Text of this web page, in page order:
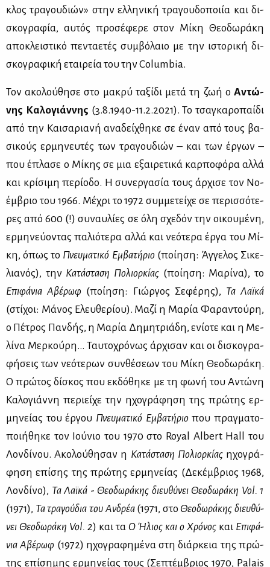
κλος τρα­γου­διών» στην ελ­λη­νι­κή τρα­γου­δο­ποι­ία και δι­
σκο­γρα­φία, αυ­τός προ­σέ­φε­ρε στον Μί­κη Θε­ο­δω­ρά­κη
απο­κλει­στι­κό πε­ντα­ε­τές συμ­βό­λαιο με την ιστο­ρι­κή δι­
σκο­γρα­φι­κή εται­ρεία του την Columbia.
Τον ακο­λού­θη­σε στο μα­κρύ τα­ξί­δι με­τά τη ζωή ο Αντώ­
νης Κα­λο­γιάν­νης (3.8.1940-11.2.2021). Το τσα­γκα­ρο­παί­δι
από την Και­σα­ρια­νή ανα­δεί­χθη­κε σε έναν από τους βα­
σι­κούς ερ­μη­νευ­τές των τρα­γου­διών – και των έρ­γων –
που έπλα­σε ο Μί­κης σε μια εξαι­ρε­τι­κά καρ­πο­φό­ρα αλ­λά
και κρί­σι­μη πε­ρί­ο­δο. Η συ­νερ­γα­σία τους άρ­χι­σε τον Νο­
έμ­βριο του 1966. Μέ­χρι το 1972 συμ­με­τεί­χε σε πε­ρισ­σό­τε­
ρες από 600 (!) συ­ναυ­λί­ες σε όλη σχε­δόν την οι­κου­μέ­νη,
ερ­μη­νεύ­ο­ντας πα­λιό­τε­ρα αλ­λά και νε­ό­τε­ρα έρ­γα του Μί­
κη, όπως το Πνευ­μα­τι­κό Εμ­βα­τή­ριο(ποί­η­ση: Άγ­γε­λος Σι­κε­
λια­νός), την Κα­τά­στα­ση Πο­λιορ­κί­ας (ποί­η­ση: Μα­ρί­να), το
Επι­φά­νια Αβέ­ρωφ (ποί­η­ση: Γιώρ­γος Σε­φέ­ρης), Τα Λαϊ­κά
(στί­χοι: Μά­νος Ελευ­θε­ρί­ου). Μα­ζί η Μα­ρία Φα­ρα­ντού­ρη,
ο Πέ­τρος Παν­δής, η Μα­ρία Δη­μη­τριά­δη, ενί­ο­τε και η Με­
λί­να Μερ­κού­ρη… Ταυ­το­χρό­νως άρ­χι­σαν και οι δι­σκο­γρα­
φή­σεις των νε­ό­τε­ρων συν­θέ­σε­ων του Μί­κη Θε­ο­δω­ρά­κη.
Ο πρώ­τος δί­σκος που εκ­δό­θη­κε με τη φω­νή του Αντώ­νη
Κα­λο­γιάν­νη πε­ριεί­χε την ηχο­γρά­φη­ση της πρώ­της ερ­
μη­νεί­ας του έρ­γου Πνευ­μα­τι­κό Εμ­βα­τή­ριοπου πραγ­μα­το­
ποι­ή­θη­κε τον Ιού­νιο του 1970 στο Royal Albert Hall του
Λον­δί­νου. Ακο­λού­θη­σαν η Κα­τά­στα­ση Πο­λιορ­κί­αςηχο­γρά­
φη­ση επί­σης της πρώ­της ερ­μη­νεί­ας (Δε­κέμ­βριος 1968,
Λον­δί­νο), Τα Λαϊ­κά - Θε­ο­δω­ρά­κης διευ­θύ­νει Θε­ο­δω­ρά­κη Vol. 1
(1971), Τα τρα­γού­δια του Αν­δρέα(1971, στο Θε­ο­δω­ρά­κης διευ­θύ­
νει Θε­ο­δω­ρά­κη Vol. 2) και τα Ο Ήλιος και ο Χρό­νος και Επι­φά­
νια Αβέ­ρωφ (1972) ηχο­γρα­φη­μέ­να στη διάρ­κεια της πρώ­
της επί­ση­μης ερ­μη­νεί­ας τους (Σε­πτέμ­βριος 1970, Palais